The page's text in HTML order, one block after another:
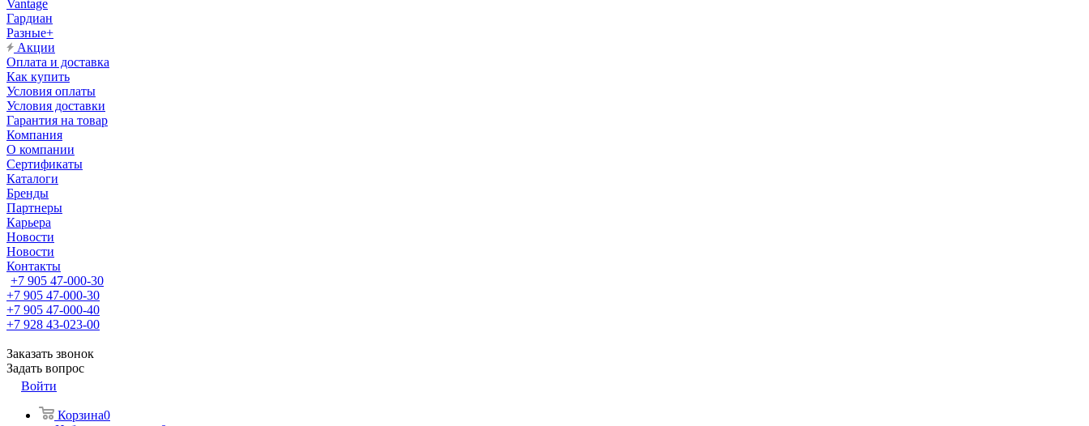
Vantage
Гардиан
Разные+
Акции
Оплата и доставка
Как купить
Условия оплаты
Условия доставки
Гарантия на товар
Компания
О компании
Сертификаты
Каталоги
Бренды
Партнеры
Карьера
Новости
Новости
Контакты
+7 905 47-000-30
+7 905 47-000-30
+7 905 47-000-40
+7 928 43-023-00
Заказать звонок
Задать вопрос
Войти
Корзина0